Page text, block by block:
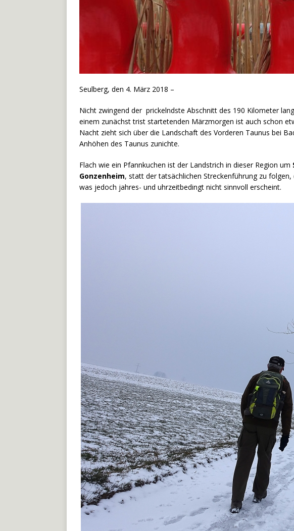
Seulberg, den 4. März 2018 –
Nicht zwingend der prickelndste Abschnitt des 190 Kilometer
einem zunächst trist startetenden Märzmorgen ist auch schon
Nacht zieht sich über die Landschaft des Vorderen Taunus bei
Anhöhen des Taunus zunichte.
Flach wie ein Pfannkuchen ist der Landstrich in dieser Region um
Gonzenheim, statt der tatsächlichen Streckenführung zu
was jedoch jahres- und uhrzeitbedingt nicht sinnvoll erscheint.